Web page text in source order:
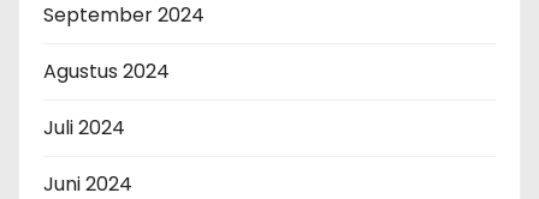
September 2024
Agustus 2024
Juli 2024
Juni 2024